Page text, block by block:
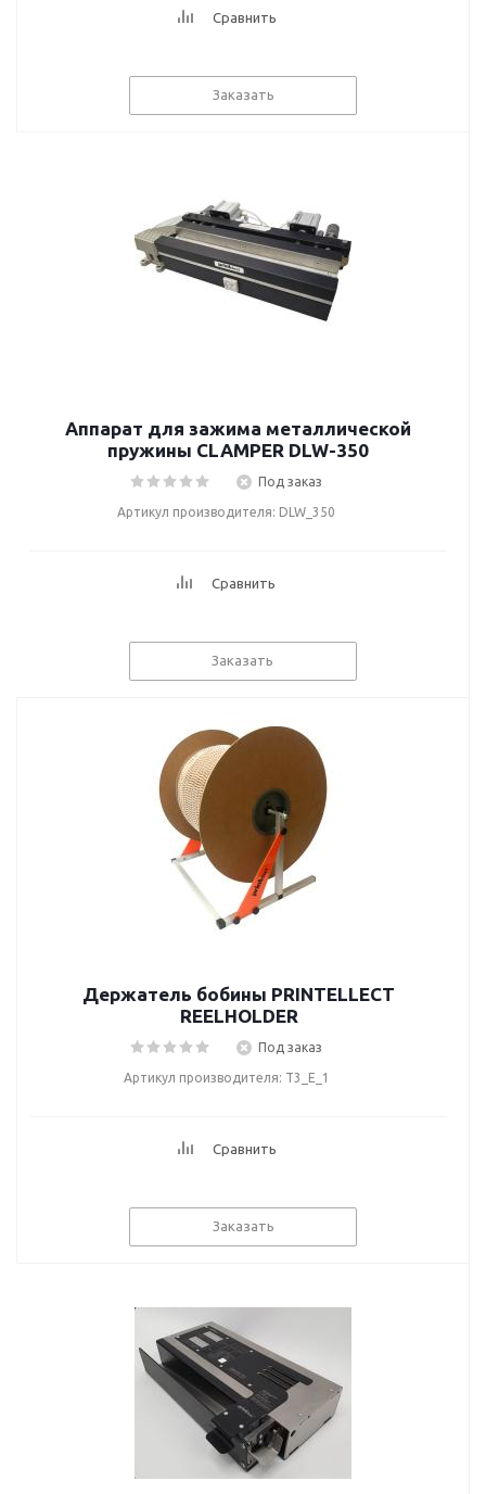
Сравнить
Заказать
Аппарат для зажима металлической
пружины CLAMPER DLW-350
Под заказ
Артикул производителя: DLW_350
Сравнить
Заказать
Держатель бобины PRINTELLECT
REELHOLDER
Под заказ
Артикул производителя: T3_E_1
Сравнить
Заказать